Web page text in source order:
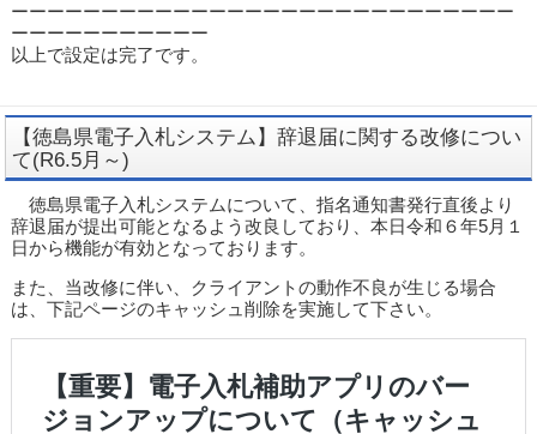
ーーーーーーーーーーーーーーーーーーーーーーーーーーーー
ーーーーーーーーーーー
以上で設定は完了です。
【徳島県電子入札システム】辞退届に関する改修につい
て(R6.5月～)
徳島県電子入札システムについて、指名通知書発行直後より
辞退届が提出可能となるよう改良しており、本日令和６年5月１
日から機能が有効となっております。
また、当改修に伴い、クライアントの動作不良が生じる場合
は、下記ページのキャッシュ削除を実施して下さい。